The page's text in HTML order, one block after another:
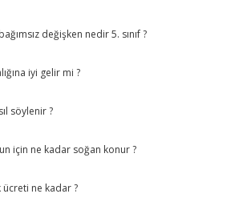
değişken nedir 5. sınıf ?
iyi gelir mi ?
söylenir ?
için ne kadar soğan konur ?
ücreti ne kadar ?